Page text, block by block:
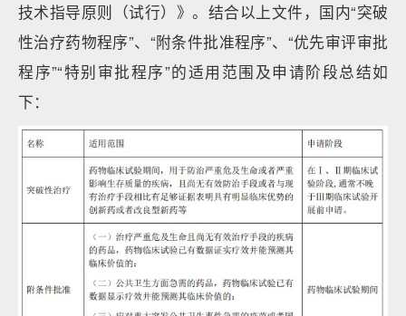
技术指导原则（试行）》。结合以上文件，国内“突破
性治疗药物程序”、“附条件批准程序”、“优先审评审批
程序”“特别审批程序”的适用范围及申请阶段总结如
下：